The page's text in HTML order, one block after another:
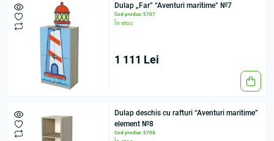
Dulap „Far” “Aventuri maritime” №7
Cod produs: 5707
În stoc
1 111 Lei
Dulap deschis cu rafturi “Aventuri maritime”
element №8
Cod produs: 5708